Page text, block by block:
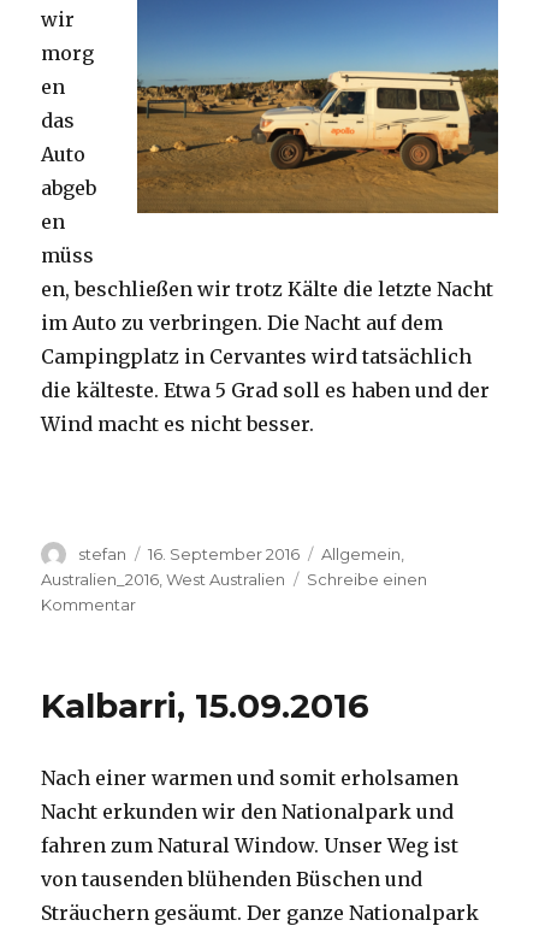
wir
morg
en
das
Auto
abgeb
en
müss
en, beschließen wir trotz Kälte die letzte Nacht
im Auto zu verbringen. Die Nacht auf dem
Campingplatz in Cervantes wird tatsächlich
die kälteste. Etwa 5 Grad soll es haben und der
Wind macht es nicht besser.
Autor
stefan
Veröffentlicht
am
16. September 2016 Kategorien
Allgemein
Australien_2016 ,West Australien
Schreibe einen
Kommentarzu
Kalbarri, 15.09.2016
Nach einer warmen und somit erholsamen
Nacht erkunden wir den Nationalpark und
fahren zum Natural Window. Unser Weg ist
von tausenden blühenden Büschen und
Sträuchern gesäumt. Der ganze Nationalpark